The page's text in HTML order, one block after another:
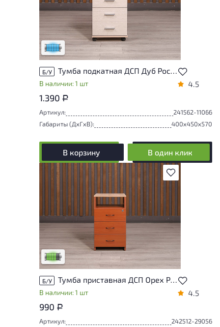
Состояние товара приближено к новому,
могут присутствовать незначительные
следы эксплуатации
Низкая степень износа
Б/У Тумба подкатная ДСП Дуб Россия
В наличии: 1 шт 4.5
1.390 Р
Артикул:
241562-11066
Габариты (ДxГxВ):
400x450x570
В корзину В один клик
В избранное
У товара присутствуют незначительные
следы эксплуатации, не влияющие на
удобство его использования
Низкая степень износа
Б/У Тумба приставная ДСП Орех Россия
В наличии: 1 шт 4.5
990 Р
Артикул:
242512-29056